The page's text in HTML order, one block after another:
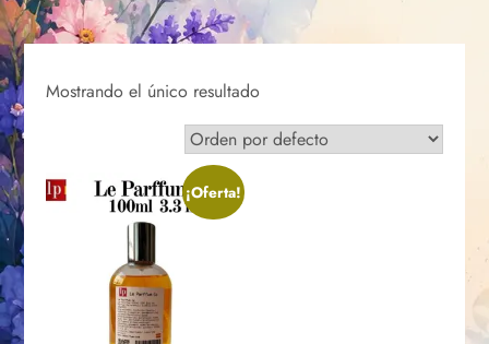
Mostrando el único resultado
¡Oferta!